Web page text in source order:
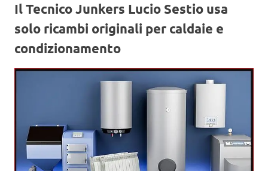
Il Tecnico Junkers Lucio Sestio usa
solo ricambi originali per caldaie e
condizionamento